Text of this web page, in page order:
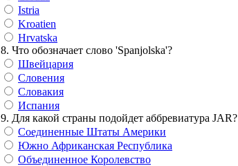
Istria
Kroatien
Hrvatska
8. Что обозначает слово 'Spanjolska'?
Швейцария
Словения
Словакия
Испания
9. Для какой страны подойдет аббревиатура JAR?
Соединенные Штаты Америки
Южно Африканская Республика
Объединенное Королевство